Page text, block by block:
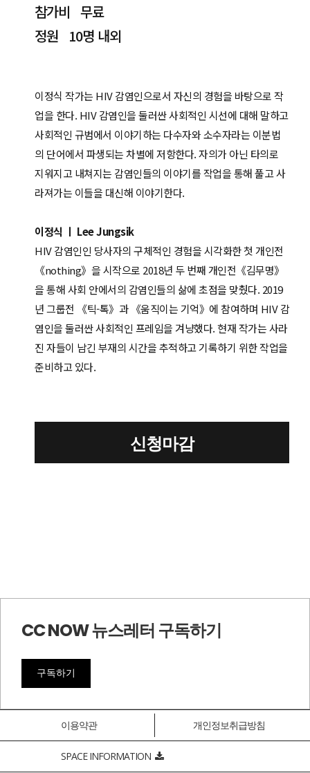
참가비 무료
정원 10명 내외
이정식 작가는 HIV 감염인으로서 자신의 경험을 바탕으로 작
업을 한다. HIV 감염인을 둘러싼 사회적인 시선에 대해 말하고
사회적인 규범에서 이야기하는 다수자와 소수자라는 이분법
의 단어에서 파생되는 차별에 저항한다. 자의가 아닌 타의로
지워지고 내쳐지는 감염인들의 이야기를 작업을 통해 풀고 사
라져가는 이들을 대신해 이야기한다.
이정식 ㅣ Lee Jungsik
HIV 감염인인 당사자의 구체적인 경험을 시각화한 첫 개인전
《nothing》을 시작으로 2018년 두 번째 개인전《김무명》
을 통해 사회 안에서의 감염인들의 삶에 초점을 맞췄다. 2019
년 그룹전 《틱-톡》과 《움직이는 기억》에 참여하며 HIV 감
염인을 둘러싼 사회적인 프레임을 겨냥했다. 현재 작가는 사라
진 자들이 남긴 부재의 시간을 추적하고 기록하기 위한 작업을
준비하고 있다.
신청마감
CC NOW 뉴스레터 구독하기
구독하기
이용약관 개인정보취급방침
SPACE INFORMATION